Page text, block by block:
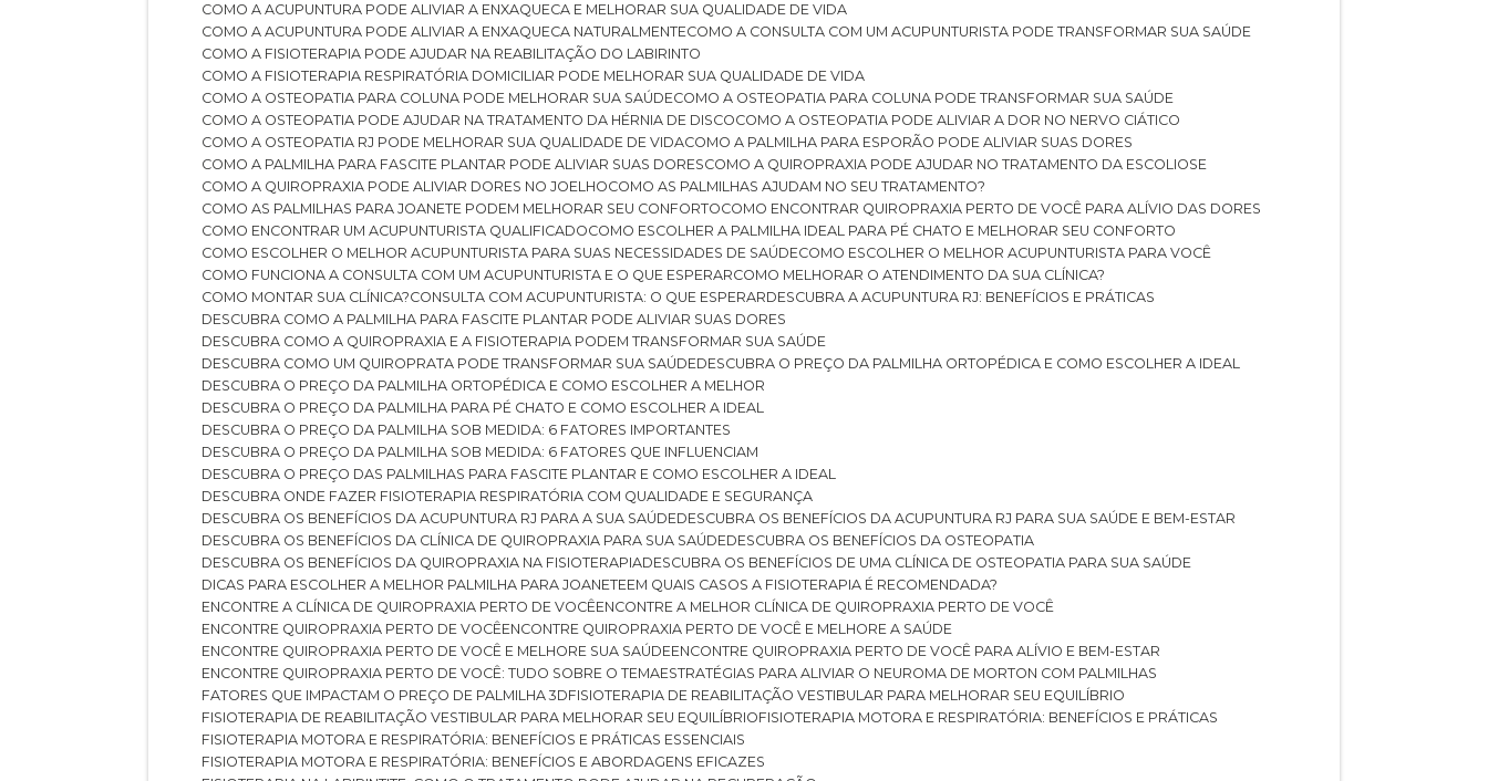
COMO A ACUPUNTURA PODE ALIVIAR A ENXAQUECA E MELHORAR SUA QUALIDADE DE VIDA
COMO A ACUPUNTURA PODE ALIVIAR A ENXAQUECA NATURALMENTE
COMO A CONSULTA COM UM ACUPUNTURISTA PODE TRANSFORMAR SUA SAÚDE
COMO A FISIOTERAPIA PODE AJUDAR NA REABILITAÇÃO DO LABIRINTO
COMO A FISIOTERAPIA RESPIRATÓRIA DOMICILIAR PODE MELHORAR SUA QUALIDADE DE VIDA
COMO A OSTEOPATIA PARA COLUNA PODE MELHORAR SUA SAÚDE
COMO A OSTEOPATIA PARA COLUNA PODE TRANSFORMAR SUA SAÚDE
COMO A OSTEOPATIA PODE AJUDAR NA TRATAMENTO DA HÉRNIA DE DISCO
COMO A OSTEOPATIA PODE ALIVIAR A DOR NO NERVO CIÁTICO
COMO A OSTEOPATIA RJ PODE MELHORAR SUA QUALIDADE DE VIDA
COMO A PALMILHA PARA ESPORÃO PODE ALIVIAR SUAS DORES
COMO A PALMILHA PARA FASCITE PLANTAR PODE ALIVIAR SUAS DORES
COMO A QUIROPRAXIA PODE AJUDAR NO TRATAMENTO DA ESCOLIOSE
COMO A QUIROPRAXIA PODE ALIVIAR DORES NO JOELHO
COMO AS PALMILHAS AJUDAM NO SEU TRATAMENTO?
COMO AS PALMILHAS PARA JOANETE PODEM MELHORAR SEU CONFORTO
COMO ENCONTRAR QUIROPRAXIA PERTO DE VOCÊ PARA ALÍVIO DAS DORES
COMO ENCONTRAR UM ACUPUNTURISTA QUALIFICADO
COMO ESCOLHER A PALMILHA IDEAL PARA PÉ CHATO E MELHORAR SEU CONFORTO
COMO ESCOLHER O MELHOR ACUPUNTURISTA PARA SUAS NECESSIDADES DE SAÚDE
COMO ESCOLHER O MELHOR ACUPUNTURISTA PARA VOCÊ
COMO FUNCIONA A CONSULTA COM UM ACUPUNTURISTA E O QUE ESPERAR
COMO MELHORAR O ATENDIMENTO DA SUA CLÍNICA?
COMO MONTAR SUA CLÍNICA?
CONSULTA COM ACUPUNTURISTA: O QUE ESPERAR
DESCUBRA A ACUPUNTURA RJ: BENEFÍCIOS E PRÁTICAS
DESCUBRA COMO A PALMILHA PARA FASCITE PLANTAR PODE ALIVIAR SUAS DORES
DESCUBRA COMO A QUIROPRAXIA E A FISIOTERAPIA PODEM TRANSFORMAR SUA SAÚDE
DESCUBRA COMO UM QUIROPRATA PODE TRANSFORMAR SUA SAÚDE
DESCUBRA O PREÇO DA PALMILHA ORTOPÉDICA E COMO ESCOLHER A IDEAL
DESCUBRA O PREÇO DA PALMILHA ORTOPÉDICA E COMO ESCOLHER A MELHOR
DESCUBRA O PREÇO DA PALMILHA PARA PÉ CHATO E COMO ESCOLHER A IDEAL
DESCUBRA O PREÇO DA PALMILHA SOB MEDIDA: 6 FATORES IMPORTANTES
DESCUBRA O PREÇO DA PALMILHA SOB MEDIDA: 6 FATORES QUE INFLUENCIAM
DESCUBRA O PREÇO DAS PALMILHAS PARA FASCITE PLANTAR E COMO ESCOLHER A IDEAL
DESCUBRA ONDE FAZER FISIOTERAPIA RESPIRATÓRIA COM QUALIDADE E SEGURANÇA
DESCUBRA OS BENEFÍCIOS DA ACUPUNTURA RJ PARA A SUA SAÚDE
DESCUBRA OS BENEFÍCIOS DA ACUPUNTURA RJ PARA SUA SAÚDE E BEM-ESTAR
DESCUBRA OS BENEFÍCIOS DA CLÍNICA DE QUIROPRAXIA PARA SUA SAÚDE
DESCUBRA OS BENEFÍCIOS DA OSTEOPATIA
DESCUBRA OS BENEFÍCIOS DA QUIROPRAXIA NA FISIOTERAPIA
DESCUBRA OS BENEFÍCIOS DE UMA CLÍNICA DE OSTEOPATIA PARA SUA SAÚDE
DICAS PARA ESCOLHER A MELHOR PALMILHA PARA JOANETE EM QUAIS CASOS A FISIOTERAPIA É RECOMENDADA?
ENCONTRE A CLÍNICA DE QUIROPRAXIA PERTO DE VOCÊ ENCONTRE A MELHOR CLÍNICA DE QUIROPRAXIA PERTO DE VOCÊ
ENCONTRE QUIROPRAXIA PERTO DE VOCÊ ENCONTRE QUIROPRAXIA PERTO DE VOCÊ E MELHORE A SAÚDE
ENCONTRE QUIROPRAXIA PERTO DE VOCÊ E MELHORE SUA SAÚDE ENCONTRE QUIROPRAXIA PERTO DE VOCÊ PARA ALÍVIO E BEM-ESTAR
ENCONTRE QUIROPRAXIA PERTO DE VOCÊ: TUDO SOBRE O TEMA ESTRATÉGIAS PARA ALIVIAR O NEUROMA DE MORTON COM PALMILHAS
FATORES QUE IMPACTAM O PREÇO DE PALMILHA 3D
FISIOTERAPIA DE REABILITAÇÃO VESTIBULAR PARA MELHORAR SEU EQUILÍBRIO
FISIOTERAPIA DE REABILITAÇÃO VESTIBULAR PARA MELHORAR SEU EQUILÍBRIO
FISIOTERAPIA MOTORA E RESPIRATÓRIA: BENEFÍCIOS E PRÁTICAS
FISIOTERAPIA MOTORA E RESPIRATÓRIA: BENEFÍCIOS E PRÁTICAS ESSENCIAIS
FISIOTERAPIA MOTORA E RESPIRATÓRIA: BENEFÍCIOS E ABORDAGENS EFICAZES